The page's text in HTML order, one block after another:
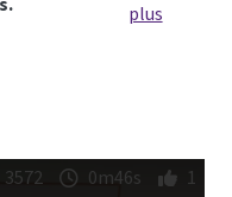
plus
3572 0m46s 1